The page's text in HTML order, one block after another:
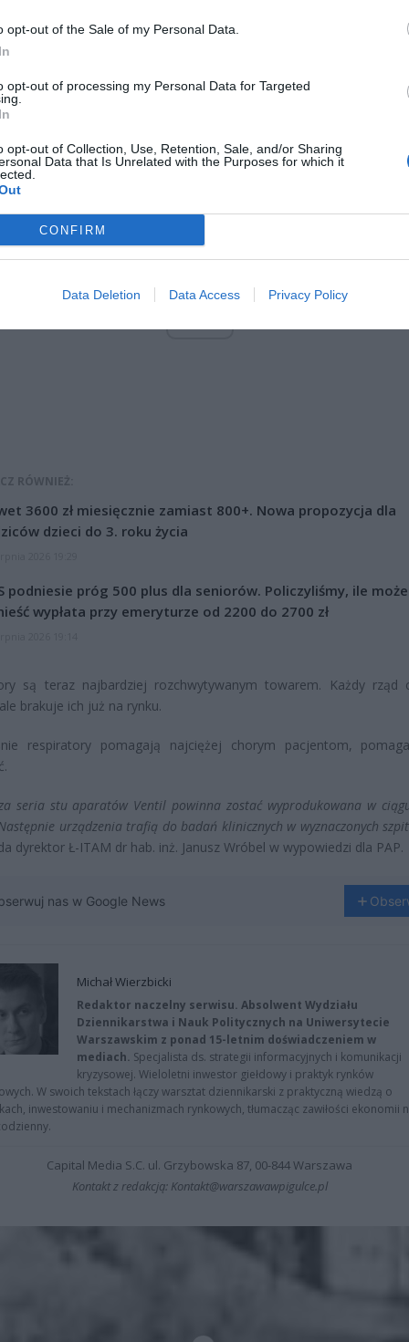
opt-out of the Sale of my Personal Data.
opt-out of processing my Personal Data for Targeted
opt-out of Collection, Use, Retention, Sale, and/or Sharing
Data that Is Unrelated with the Purposes for which it
CONFIRM
Data Deletion Data Access Privacy Policy
Techniki i Aparatury Medycznej w Zabrzu (będącym częścią Sieci
rozpoczyna się produkcja unikatowych respiratorów, do
2 chorych jednocześnie. Gratuluję wielkiego sukcesu!”
Gowin, minister nauki.
ad
RÓWNIEŻ:
3600 zł miesięcznie zamiast 800+. Nowa propozycja dla
dzieci do 3. roku życia
podniesie próg 500 plus dla seniorów. Policzyliśmy, ile może
wypłata przy emeryturze od 2200 do 2700 zł
są teraz najbardziej rozchwytywanym towarem. Każdy rząd
brakuje ich już na rynku.
respiratory pomagają najciężej chorym pacjentom,
seria stu aparatów Ventil powinna zostać wyprodukowana w
urządzenia trafią do badań klinicznych w wyznaczonych
dyrektor Ł-ITAM dr hab. inż. Janusz Wróbel w wypowiedzi dla PAP.
nas w Google News
Michał Wierzbicki
Redaktor naczelny serwisu. Absolwent Wydziału
Dziennikarstwa i Nauk Politycznych na Uniwersytecie
Warszawskim z ponad 15-letnim doświadczeniem w
mediach. Specjalista ds. strategii informacyjnych i komunikacji
kryzysowej. Wieloletni inwestor giełdowy i praktyk rynków
W swoich tekstach łączy warsztat dziennikarski z praktyczną wiedzą o
inwestowaniu i mechanizmach rynkowych, tłumacząc zawiłości ekonomii
Capital Media S.C. ul. Grzybowska 87, 00-844 Warszawa
Kontakt z redakcją: Kontakt@warszawawpigulce.pl